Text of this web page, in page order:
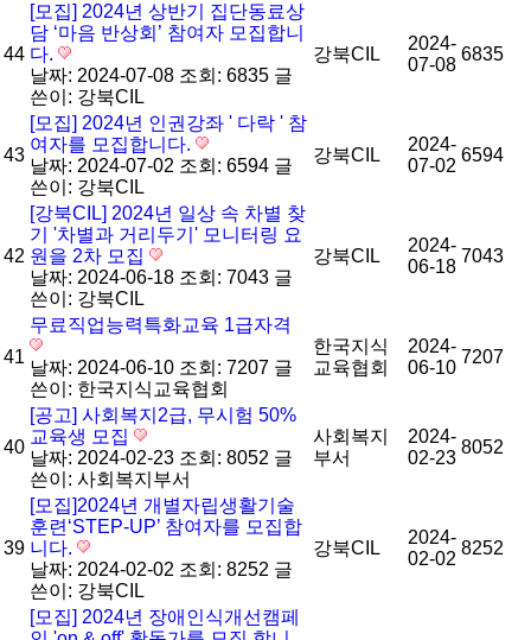
44
[모집] 2024년 상반기 집단동료상
담 ‘마음 반상회’ 참여자 모집합니
다.
날짜: 2024-07-08 조회: 6835 글
쓴이: 강북CIL
강북CIL
2024-
07-08
6835
43
[모집] 2024년 인권강좌 ' 다락 ' 참
여자를 모집합니다.
날짜: 2024-07-02 조회: 6594 글
쓴이: 강북CIL
강북CIL
2024-
07-02
6594
42
[강북CIL] 2024년 일상 속 차별 찾
기 '차별과 거리두기' 모니터링 요
원을 2차 모집
날짜: 2024-06-18 조회: 7043 글
쓴이: 강북CIL
강북CIL
2024-
06-18
7043
41
무료직업능력특화교육 1급자격
날짜: 2024-06-10 조회: 7207 글
쓴이: 한국지식교육협회
한국지식
교육협회
2024-
06-10
7207
40
[공고] 사회복지2급, 무시험 50%
교육생 모집
날짜: 2024-02-23 조회: 8052 글
쓴이: 사회복지부서
사회복지
부서
2024-
02-23
8052
39
[모집]2024년 개별자립생활기술
훈련‘STEP-UP’ 참여자를 모집합
니다.
날짜: 2024-02-02 조회: 8252 글
쓴이: 강북CIL
강북CIL
2024-
02-02
8252
[모집] 2024년 장애인식개선캠페